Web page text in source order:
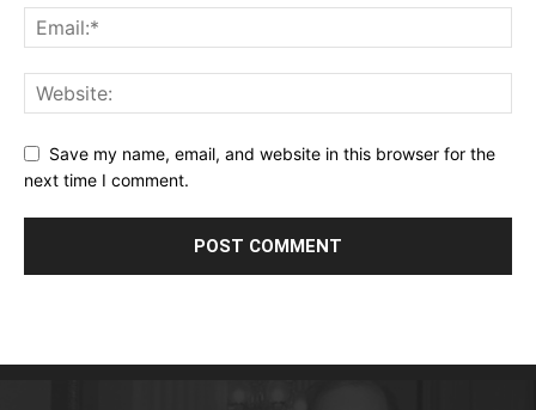
Save my name, email, and website in this browser for the
next time I comment.